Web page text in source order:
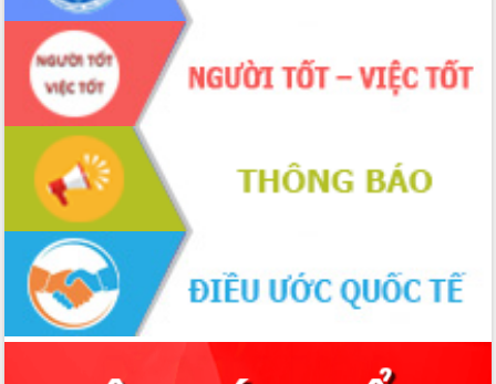
Quyết liệt tháo gỡ vướng mắc, đẩy
nhanh tiến độ các dự án trọng điểm
trong Khu kinh tế Nam Phú Yên
Hòn Yến phát triển du lịch gắn với bảo
tồn biển
Lấy ý kiến điều chỉnh Quy hoạch tỉnh
Đắk Lắk thời kỳ 2021-2030, tầm nhìn
đến năm 2050
Phát động chiến dịch 30 ngày đêm
giải phóng mặt bằng Tuyến đường bộ
ven biển
Đắk Lắk nỗ lực thúc đẩy tăng trưởng
kinh tế từ 10% trở lên trong Quý
II/2026
Đắk Lắk ký kết thỏa thuận hợp tác về
chuyển đổi số giai đoạn 2026 – 2030